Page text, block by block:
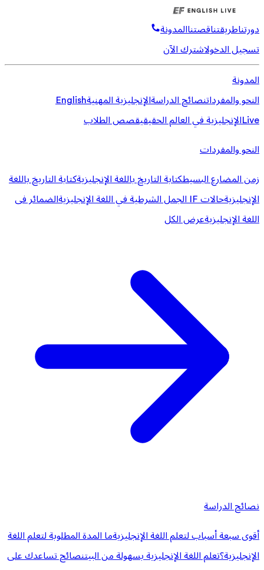
دورتناطريقتناقصتناالمدونة
تسجيل الدخولاشترك الآن
المدونة
النحو والمفرداتنصائح الدراسةالإنجليزية المهنيةEnglish
Liveالإنجليزية في العالم الحقيقيقصص الطلاب
النحو والمفردات
زمن المضارع البسيطكتابة التاريخ باللغة الإنجليزيةكتابة التاريخ باللغة
الإنجليزيةحالات IF الجمل الشرطية في اللغة الإنجليزية
الضمائر فى
اللغة الإنجليزيةعرض الكل
نصائح الدراسة
أقوى سبعة أسباب لتعلم اللغة الإنجليزيةما المدة المطلوبة لتعلم اللغة
الإنجليزية؟تعلم اللغة الإنجليزية بسهولة من البيتنصائح تساعدك على